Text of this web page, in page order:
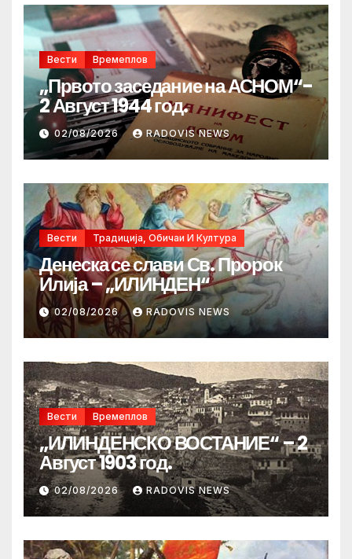
Вести Времеплов
„Првото заседание на АСНОМ“-
2 Август 1944 год.
02/08/2026 RADOVIS NEWS
Вести Традиција, Обичаи И Култура
Денеска се слави Св. Пророк
Илија – „ИЛИНДЕН“
02/08/2026 RADOVIS NEWS
Вести Времеплов
„ИЛИНДЕНСКО ВОСТАНИЕ“ – 2
Август 1903 год.
02/08/2026 RADOVIS NEWS